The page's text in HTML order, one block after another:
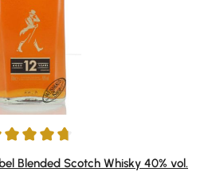
von 4.8 von 5 Sternen
Blended Scotch Whisky 40% vol.